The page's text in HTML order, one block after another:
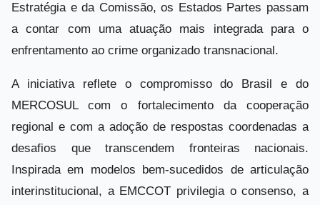
Estratégia e da Comissão, os Estados Partes passam
a contar com uma atuação mais integrada para o
enfrentamento ao crime organizado transnacional.
A iniciativa reflete o compromisso do Brasil e do
MERCOSUL com o fortalecimento da cooperação
regional e com a adoção de respostas coordenadas a
desafios que transcendem fronteiras nacionais.
Inspirada em modelos bem-sucedidos de articulação
interinstitucional, a EMCCOT privilegia o consenso, a